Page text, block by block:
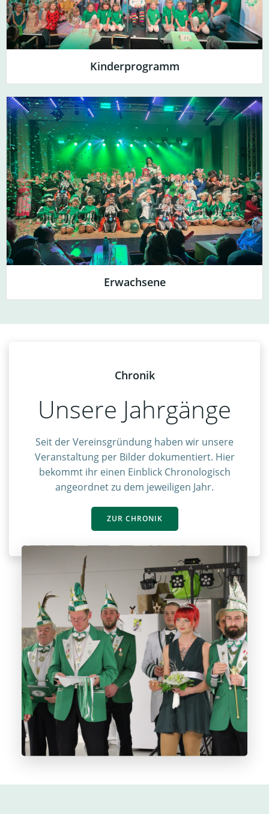
Kinderprogramm
Erwachsene
Chronik
Unsere Jahrgänge
Seit der Vereinsgründung haben wir unsere
Veranstaltung per Bilder dokumentiert. Hier
bekommt ihr einen Einblick Chronologisch
angeordnet zu dem jeweiligen Jahr.
ZUR CHRONIK